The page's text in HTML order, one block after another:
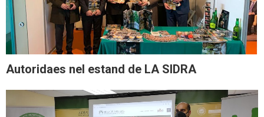
Autoridaes nel estand de LA SIDRA